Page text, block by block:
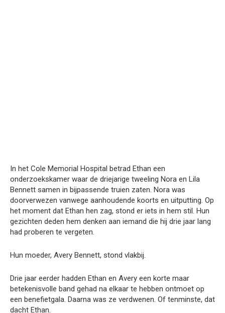
In het Cole Memorial Hospital betrad Ethan een
onderzoekskamer waar de driejarige tweeling Nora en Lila
Bennett samen in bijpassende truien zaten. Nora was
doorverwezen vanwege aanhoudende koorts en uitputting. Op
het moment dat Ethan hen zag, stond er iets in hem stil. Hun
gezichten deden hem denken aan iemand die hij drie jaar lang
had proberen te vergeten.
Hun moeder, Avery Bennett, stond vlakbij.
Drie jaar eerder hadden Ethan en Avery een korte maar
betekenisvolle band gehad na elkaar te hebben ontmoet op
een benefietgala. Daarna was ze verdwenen. Of tenminste, dat
dacht Ethan.